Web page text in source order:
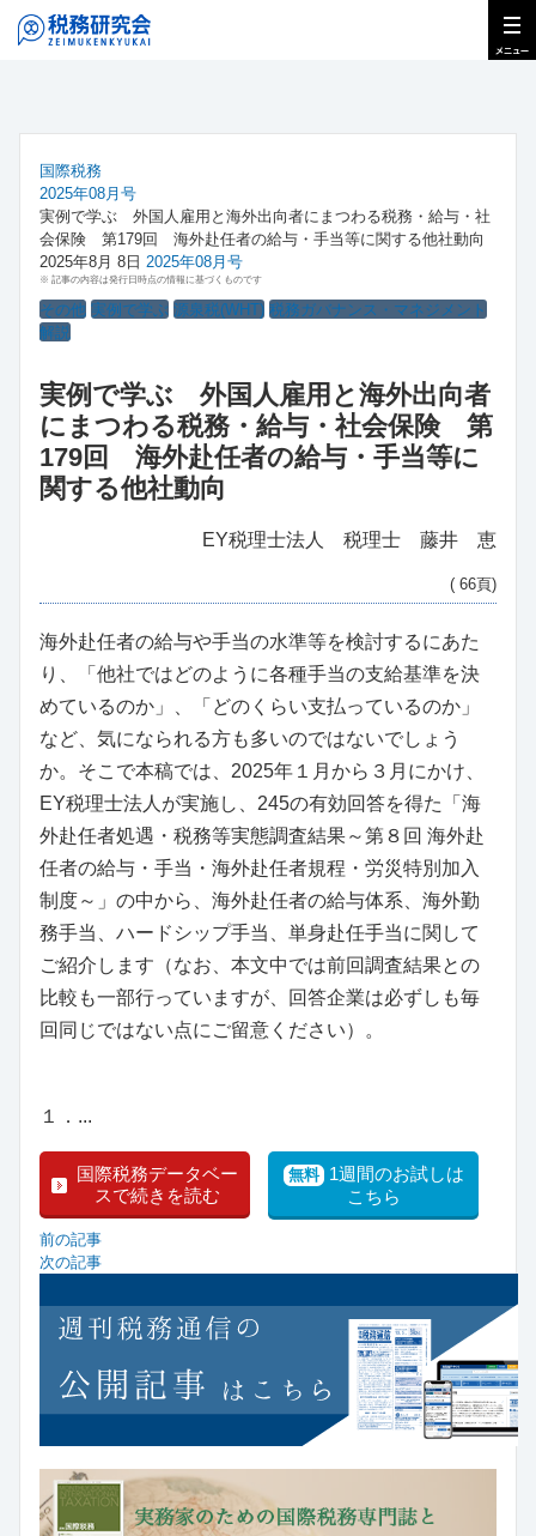
国際税務
2025年08月号
実例で学ぶ 外国人雇用と海外出向者にまつわる税務・給与・社
会保険 第179回 海外赴任者の給与・手当等に関する他社動向
2025年8月 8日 2025年08月号
※ 記事の内容は発行日時点の情報に基づくものです
その他 実例で学ぶ 源泉税(WHT) 税務ガバナンス・マネジメント
解説
実例で学ぶ 外国人雇用と海外出向者
にまつわる税務・給与・社会保険 第
179回 海外赴任者の給与・手当等に
関する他社動向
EY税理士法人 税理士 藤井 恵
( 66頁)
海外赴任者の給与や手当の水準等を検討するにあた
り、「他社ではどのように各種手当の支給基準を決
めているのか」、「どのくらい支払っているのか」
など、気になられる方も多いのではないでしょう
か。そこで本稿では、2025年１月から３月にかけ、
EY税理士法人が実施し、245の有効回答を得た「海
外赴任者処遇・税務等実態調査結果～第８回 海外赴
任者の給与・手当・海外赴任者規程・労災特別加入
制度～」の中から、海外赴任者の給与体系、海外勤
務手当、ハードシップ手当、単身赴任手当に関して
ご紹介します（なお、本文中では前回調査結果との
比較も一部行っていますが、回答企業は必ずしも毎
回同じではない点にご留意ください）。
１．...
国際税務データベー
スで続きを読む
無料 1週間のお試しは
こちら
前の記事
次の記事